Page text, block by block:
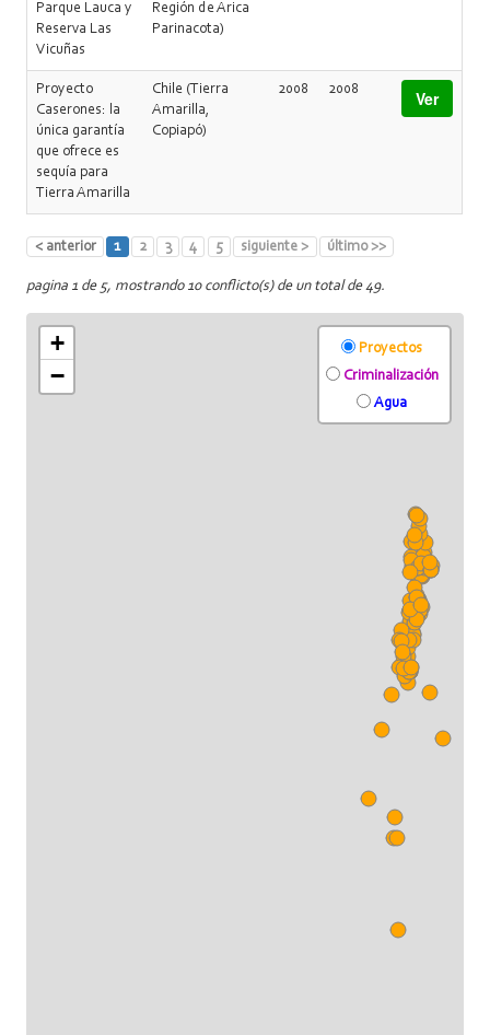
Parque Lauca y
Reserva Las
Vicuñas
Región de Arica
Parinacota)
Proyecto
Caserones: la
única garantía
que ofrece es
sequía para
Tierra Amarilla
Chile (Tierra
Amarilla,
Copiapó)
2008 2008 Ver
< anterior 1 2 3 4 5 siguiente > último >>
pagina 1 de 5, mostrando 10 conflicto(s) de un total de 49.
+
−
Proyectos
Criminalización
Agua